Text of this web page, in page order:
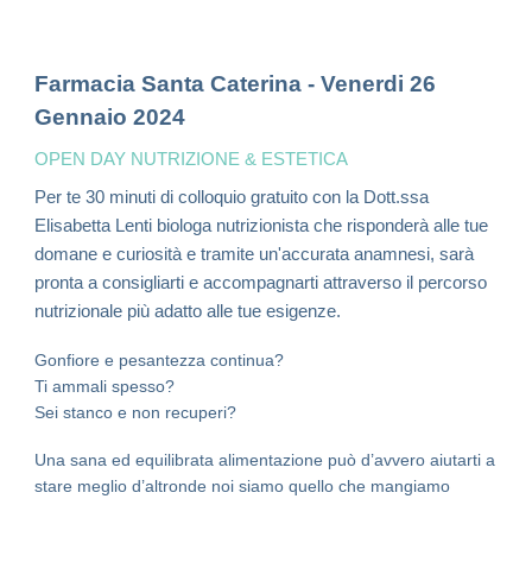
Farmacia Santa Caterina - Venerdi 26
Gennaio 2024
OPEN DAY NUTRIZIONE & ESTETICA
Per te 30 minuti di colloquio gratuito con la Dott.ssa
Elisabetta Lenti biologa nutrizionista che risponderà alle tue
domane e curiosità e tramite un'accurata anamnesi, sarà
pronta a consigliarti e accompagnarti attraverso il percorso
nutrizionale più adatto alle tue esigenze.
Gonfiore e pesantezza continua?
Ti ammali spesso?
Sei stanco e non recuperi?
Una sana ed equilibrata alimentazione può d’avvero aiutarti a
stare meglio d’altronde noi siamo quello che mangiamo